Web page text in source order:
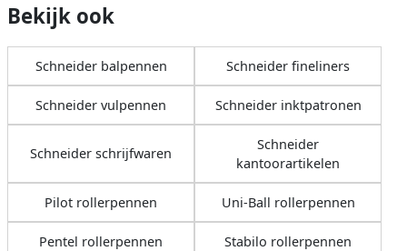
Bekijk ook
Schneider balpennen Schneider fineliners
Schneider vulpennen Schneider inktpatronen
Schneider schrijfwaren
Schneider
kantoorartikelen
Pilot rollerpennen Uni-Ball rollerpennen
Pentel rollerpennen Stabilo rollerpennen